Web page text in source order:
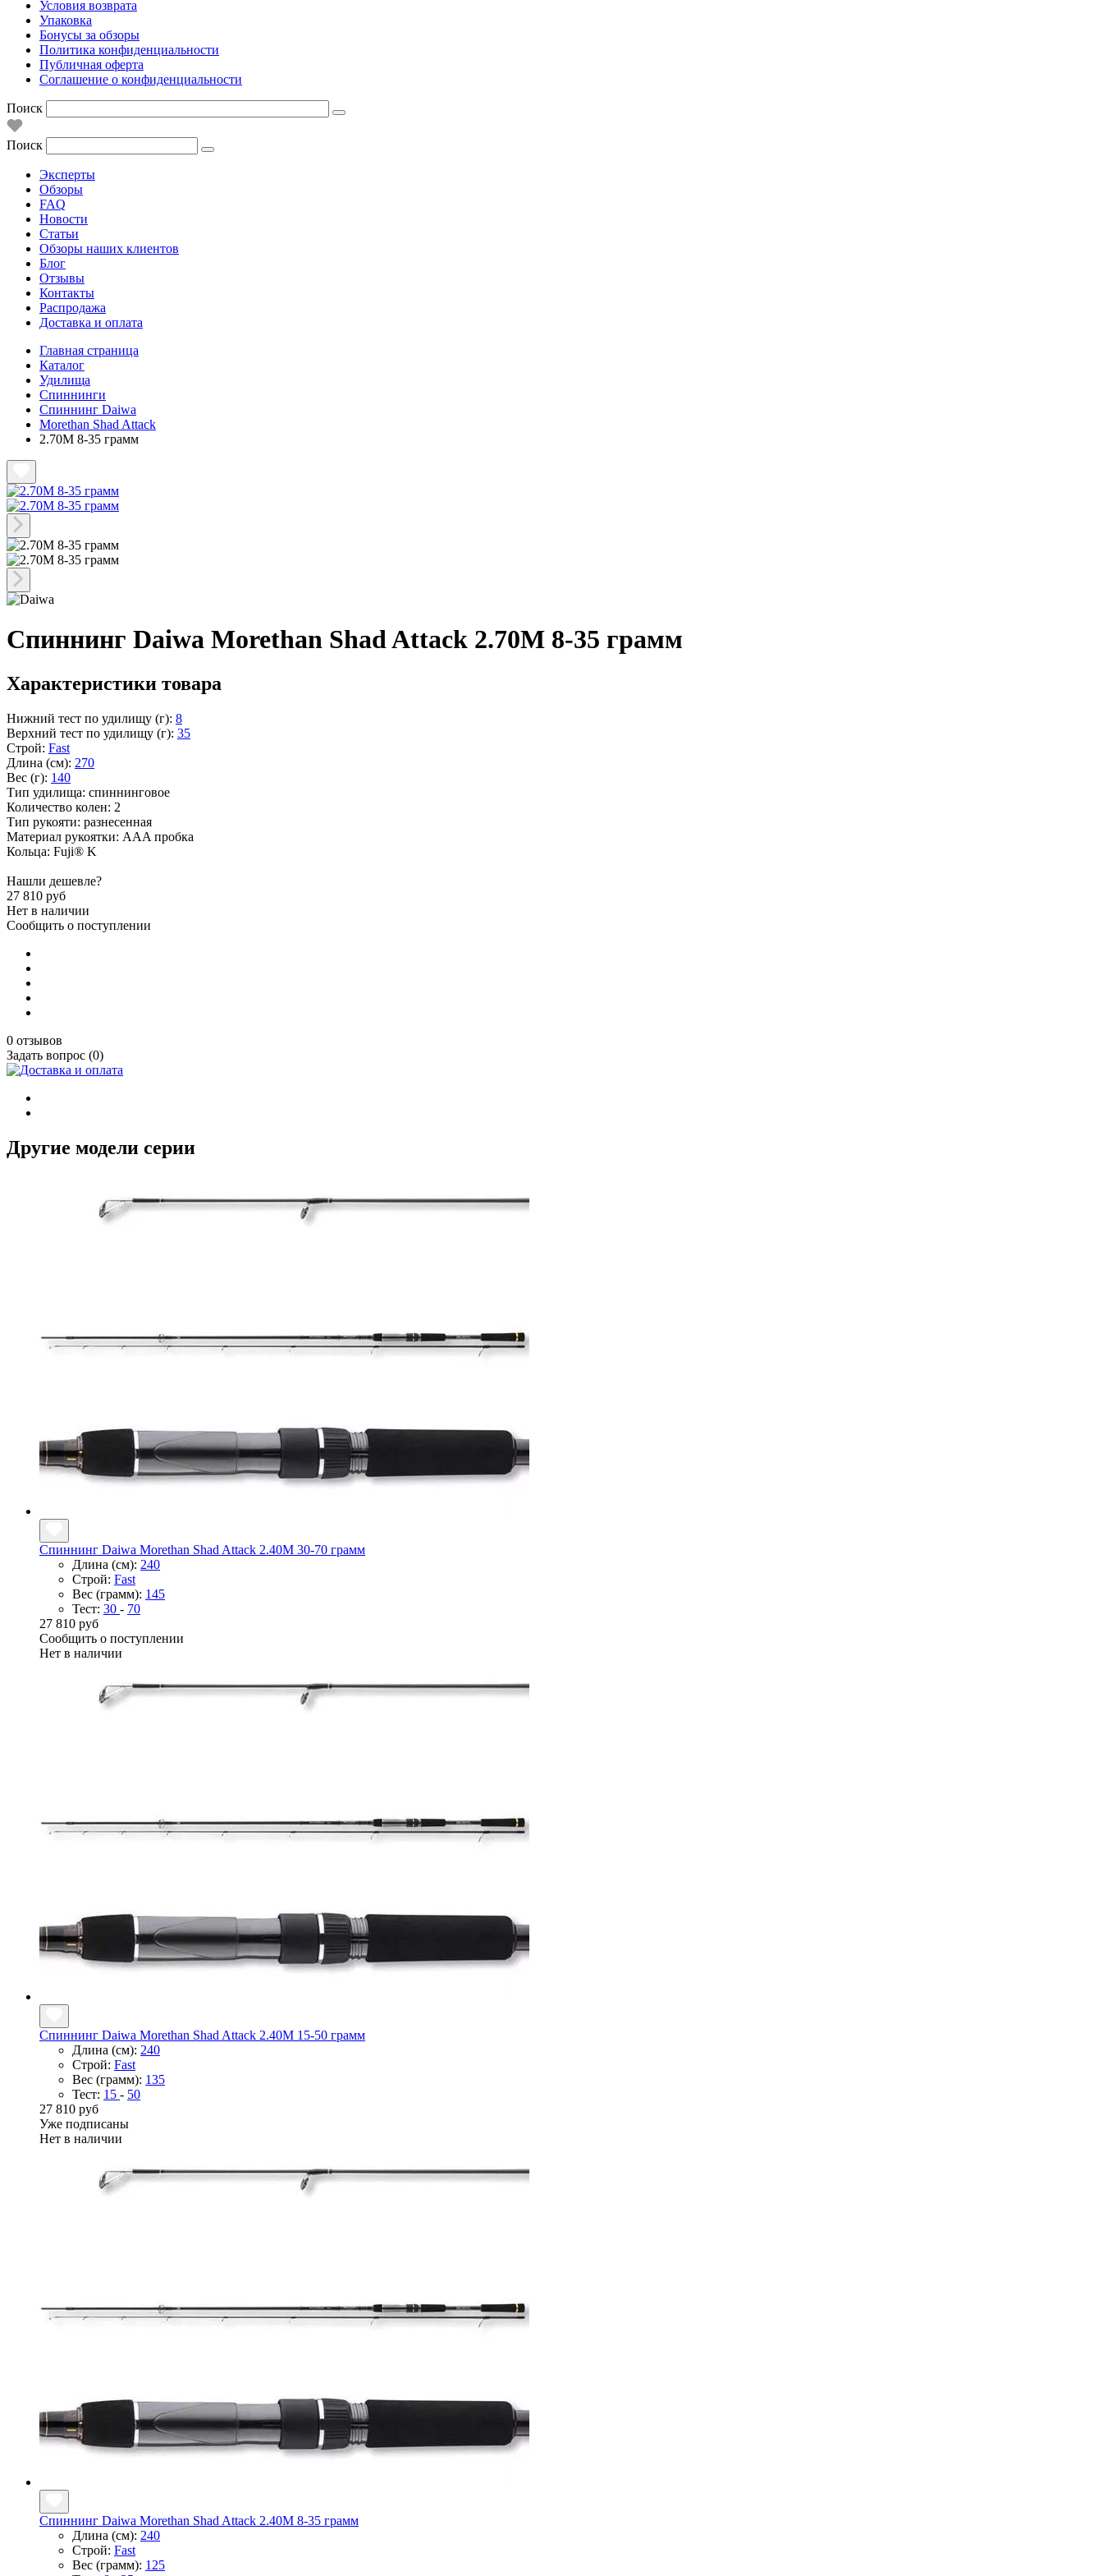
Условия возврата
Упаковка
Бонусы за обзоры
Политика конфиденциальности
Публичная оферта
Соглашение о конфиденциальности
Поиск
Поиск
Эксперты
Обзоры
FAQ
Новости
Статьи
Обзоры наших клиентов
Блог
Отзывы
Контакты
Распродажа
Доставка и оплата
Главная страница
Каталог
Удилища
Спиннинги
Спиннинг Daiwa
Morethan Shad Attack
2.70M 8-35 грамм
Спиннинг Daiwa Morethan Shad Attack 2.70M 8-35 грамм
Характеристики товара
Нижний тест по удилищу (г): 8
Верхний тест по удилищу (г): 35
Строй: Fast
Длина (см): 270
Вес (г): 140
Тип удилища: спиннинговое
Количество колен: 2
Тип рукояти: разнесенная
Материал рукоятки: AAA пробка
Кольца: Fuji® K
Нашли дешевле?
27 810 руб
Нет в наличии
Сообщить о поступлении
0 отзывов
Задать вопрос (0)
Другие модели серии
Спиннинг Daiwa Morethan Shad Attack 2.40M 30-70 грамм
Длина (см): 240
Строй: Fast
Вес (грамм): 145
Тест: 30 - 70
27 810 руб
Сообщить о поступлении
Нет в наличии
Спиннинг Daiwa Morethan Shad Attack 2.40M 15-50 грамм
Длина (см): 240
Строй: Fast
Вес (грамм): 135
Тест: 15 - 50
27 810 руб
Уже подписаны
Нет в наличии
Спиннинг Daiwa Morethan Shad Attack 2.40M 8-35 грамм
Длина (см): 240
Строй: Fast
Вес (грамм): 125